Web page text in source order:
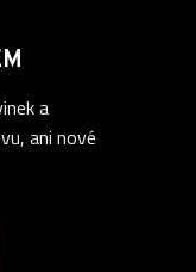
a
ani nové